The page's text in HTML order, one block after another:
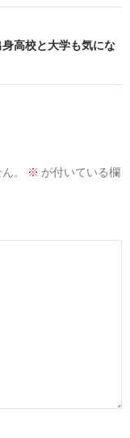
高校と大学も気にな
。 ※ が付いている欄